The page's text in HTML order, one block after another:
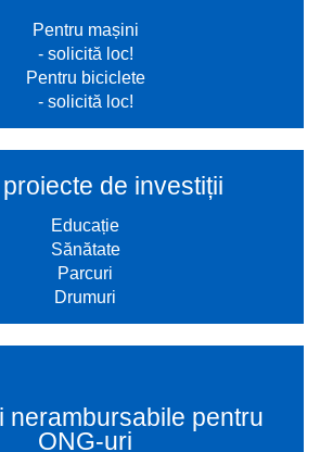
Pentru mașini
- solicită loc!
Pentru biciclete
- solicită loc!
de investiții
Educație
Sănătate
Parcuri
Drumuri
nerambursabile pentru
ONG-uri